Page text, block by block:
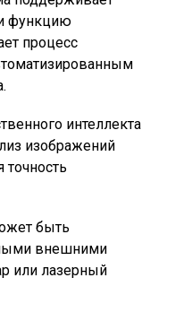
функцию
процесс
интеллекта
изображений
быть
внешними
или лазерный